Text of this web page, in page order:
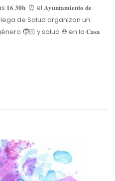
⏰ el 𝐀𝐲𝐮𝐧𝐭𝐚𝐦𝐢𝐞𝐧𝐭𝐨 𝐝𝐞
de Salud organizan un
🧒🏻 y salud ⛑ en la 𝐂𝐚𝐬𝐚